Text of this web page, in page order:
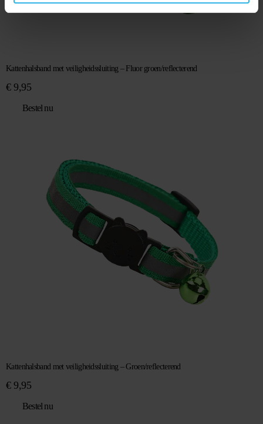
Kattenhalsband met veiligheidssluiting – Fluor groen/reflecterend
€9,95
Bestel nu
Kattenhalsband met veiligheidssluiting – Groen/reflecterend
€9,95
Bestel nu